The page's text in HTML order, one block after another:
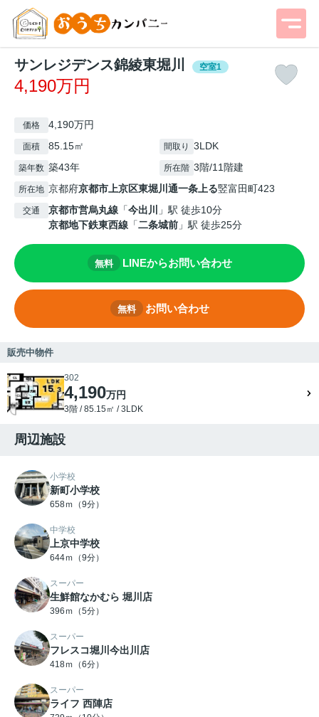
サンレジデンス錦綾東堀川 空室1
4,190万円
価格 4,190万円
面積 85.15㎡ 間取り 3LDK
築年数 築43年 所在階 3階/11階建
所在地 京都府京都市上京区東堀川通一条上る竪富田町423
交通 京都市営烏丸線 「今出川
」駅 徒歩10分
京都地下鉄東西線 「二条城前 」駅 徒歩25分
無料 LINEからお問い合わせ
無料 お問い合わせ
販売中物件
302
4,190万円
3階 / 85.15㎡ / 3LDK
周辺施設
小学校
新町小学校
658ｍ（9分）
中学校
上京中学校
644ｍ（9分）
スーパー
生鮮館なかむら 堀川店
396ｍ（5分）
スーパー
フレスコ堀川今出川店
418ｍ（6分）
スーパー
ライフ 西陣店